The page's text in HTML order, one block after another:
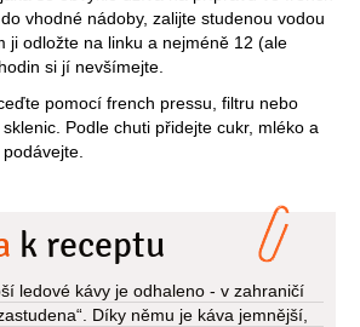
vhodné nádoby, zalijte studenou vodou
ji odložte na linku a nejméně 12 (ale
si jí nevšímejte.
pomocí french pressu, filtru nebo
Podle chuti přidejte cukr, mléko a
k receptu
ledové kávy je odhaleno - v zahraničí
Díky němu je káva jemnější,